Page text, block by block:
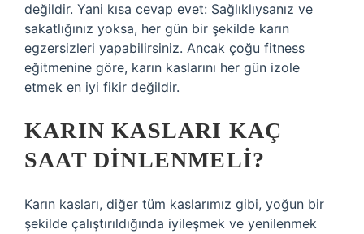
değildir. Yani kısa cevap evet: Sağlıklıysanız ve
sakatlığınız yoksa, her gün bir şekilde karın
egzersizleri yapabilirsiniz. Ancak çoğu fitness
eğitmenine göre, karın kaslarını her gün izole
etmek en iyi fikir değildir.
KARIN KASLARI KAÇ
SAAT DINLENMELI?
Karın kasları, diğer tüm kaslarımız gibi, yoğun bir
şekilde çalıştırıldığında iyileşmek ve yenilenmek